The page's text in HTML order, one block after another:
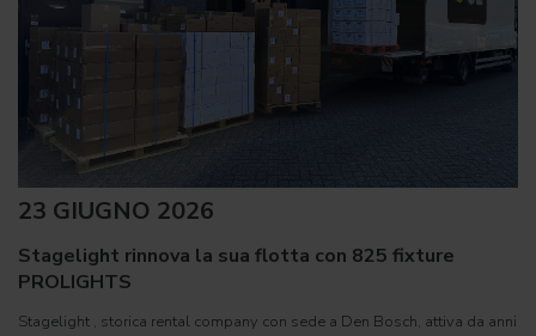
23 GIUGNO 2026
Stagelight rinnova la sua flotta con 825 fixture
PROLIGHTS
Stagelight , storica rental company con sede a Den Bosch, attiva da anni